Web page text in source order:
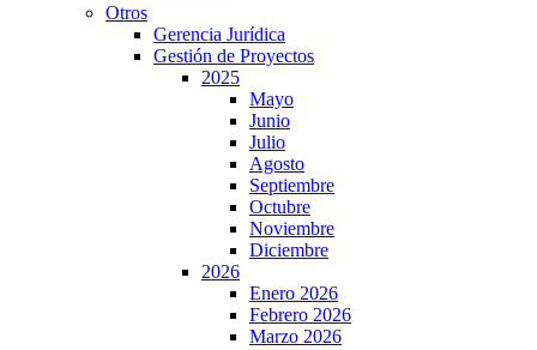
Otros
Gerencia Jurídica
Gestión de Proyectos
2025
Mayo
Junio
Julio
Agosto
Septiembre
Octubre
Noviembre
Diciembre
2026
Enero 2026
Febrero 2026
Marzo 2026